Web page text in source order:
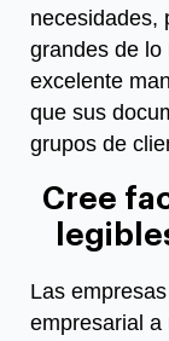
necesidades,
grandes de lo
excelente
que sus
grupos de
Cree
Las
empresarial a